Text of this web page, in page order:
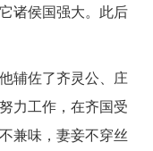
诸侯国强大。此后
辅佐了齐灵公、庄
力工作，在齐国受
兼味，妻妾不穿丝